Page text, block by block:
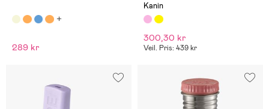
289 kr
Kanin
300,30 kr
Veil. Pris: 439 kr